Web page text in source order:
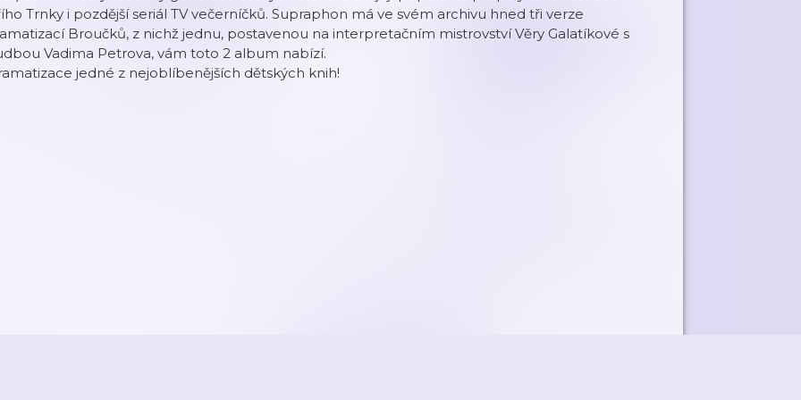
Trnky i pozdější seriál TV večerníčků. Supraphon má ve svém archivu hned tři verze
Broučků, z nichž jednu, postavenou na interpretačním mistrovství Věry Galatíkové s
Vadima Petrova, vám toto 2 album nabízí.
jedné z nejoblíbenějších dětských knih!